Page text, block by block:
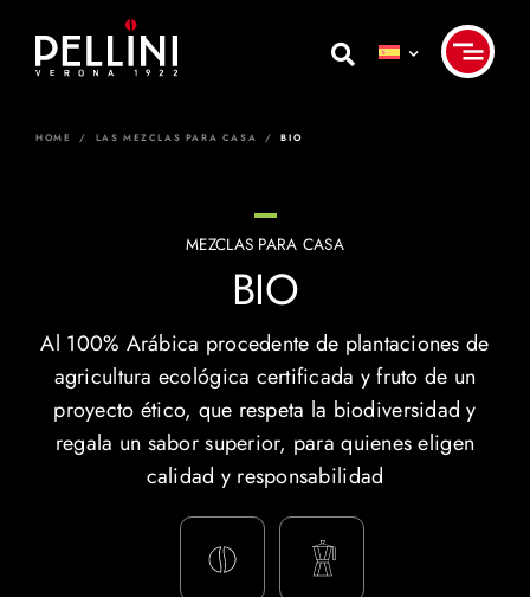
content
HOME / LAS MEZCLAS PARA CASA / BIO
MEZCLAS PARA CASA
BIO
Al 100% Arábica procedente de plantaciones de
agricultura ecológica certificada y fruto de un
proyecto ético, que respeta la biodiversidad y
regala un sabor superior, para quienes eligen
calidad y responsabilidad